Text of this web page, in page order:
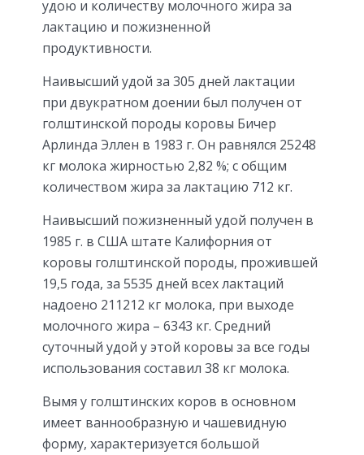
удою и количеству молочного жира за
лактацию и пожизненной
продуктивности.
Наивысший удой за 305 дней лактации
при двукратном доении был получен от
голштинской породы коровы Бичер
Арлинда Эллен в 1983 г. Он равнялся 25248
кг молока жирностью 2,82 %; с общим
количеством жира за лактацию 712 кг.
Наивысший пожизненный удой получен в
1985 г. в США штате Калифорния от
коровы голштинской породы, прожившей
19,5 года, за 5535 дней всех лактаций
надоено 211212 кг молока, при выходе
молочного жира – 6343 кг. Средний
суточный удой у этой коровы за все годы
использования составил 38 кг молока.
Вымя у голштинских коров в основном
имеет ваннообразную и чашевидную
форму, характеризуется большой